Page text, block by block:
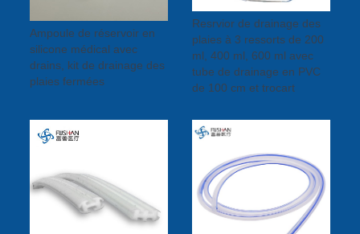
Ampoule de réservoir en
silicone médical avec
drains, kit de drainage des
plaies fermées
Resrvior de drainage des
plaies à 3 ressorts de 200
ml, 400 ml, 600 ml avec
tube de drainage en PVC
de 100 cm et trocart